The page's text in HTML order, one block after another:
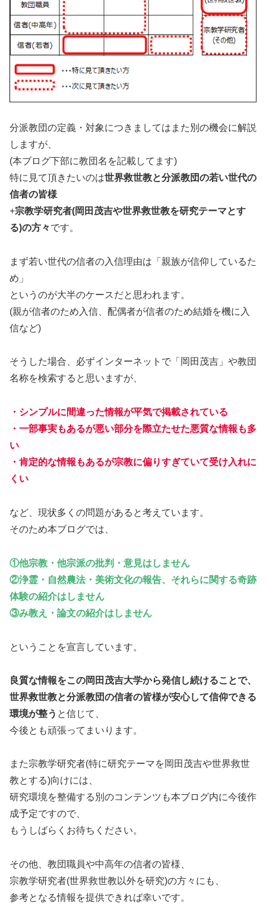
分派教団の定義・対象につきましてはまた別の機会に解説
しますが、
(本ブログ下部に教団名を記載してます)
特に見て頂きたいのは世界救世教と分派教団の若い世代の
信者の皆様
+宗教学研究者(岡田茂吉や世界救世教を研究テーマとす
る)の方々です。
まず若い世代の信者の入信理由は「親族が信仰しているた
め」
というのが大半のケースだと思われます。
(親が信者のため入信、配偶者が信者のため結婚を機に入
信など)
そうした場合、必ずインターネットで「岡田茂吉」や教団
名称を検索すると思いますが、
・シンプルに間違った情報が平気で掲載されている
・一部事実もあるが悪い部分を際立たせた悪質な情報も多
い
・肯定的な情報もあるが宗教に偏りすぎていて受け入れに
くい
など、現状多くの問題があると考えています。
そのため本ブログでは、
①他宗教・他宗派の批判・意見はしません
②浄霊・自然農法・美術文化の報告、それらに関する奇跡
体験の紹介はしません
③み教え・論文の紹介はしません
ということを宣言しています。
良質な情報をこの岡田茂吉大学から発信し続けることで、
世界救世教と分派教団の信者の皆様が安心して信仰できる
環境が整う と信じて、
今後とも頑張ってまいります。
また宗教学研究者(特に研究テーマを岡田茂吉や世界救世
教とする)向けには、
研究環境を整備する別のコンテンツも本ブログ内に今後作
成予定ですので、
もうしばらくお待ちください。
その他、教団職員や中高年の信者の皆様、
宗教学研究者(世界救世教以外を研究)の方々にも、
参考となる情報を提供できれば幸いです。